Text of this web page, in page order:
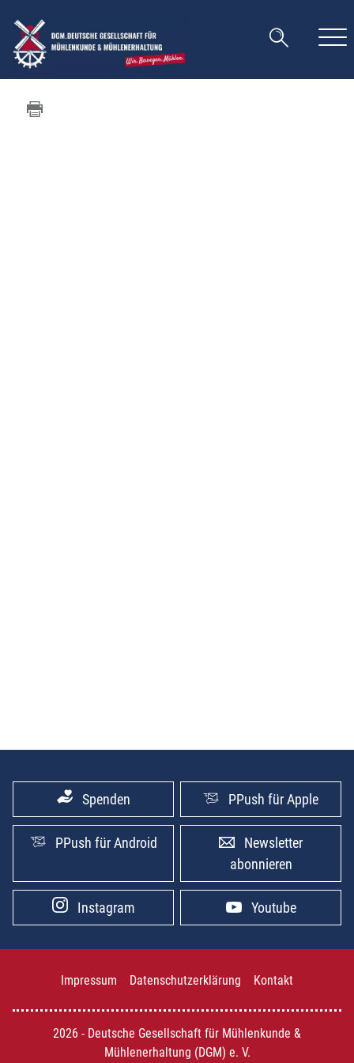
Spenden PPush für Apple
PPush für Android
Newsletter
abonnieren
Instagram Youtube
2026 - Deutsche Gesellschaft für Mühlenkunde &
Mühlenerhaltung (DGM) e. V.
Impressum Datenschutzerklärung Kontakt